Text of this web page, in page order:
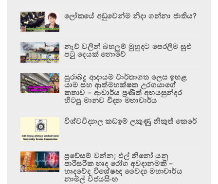
ලෝකයේ අඩුවෙන්ම නිදා ගන්නා ජාතිය?
නැව් වලින් බහලුම් මුහුදට පෙරලීම සුළු
පටු දෙයක් නොවේ
සුරාබදු ආදායම වාර්තාගත ලෙස ඉහළ
යාම සහ ආත්මභක්ෂක උරගයාගේ
කතාව – ආචාර්ය ප්‍රණීත් අභයසුන්දර
හිටපු මානව විද්‍යා මහාචාර්ය
විශ්වවිද්‍යාල කඩඉම් ලකුණු නිකුත් කෙරේ
ප්‍රවේසම් වන්න; එල් නිනෝ යනු
පාරිසරික හෘද රෝග අවදානමකි –
හෘදවේද විශේෂඥ වෛද්‍ය මහාචාර්ය
නාමල් විජයසිංහ